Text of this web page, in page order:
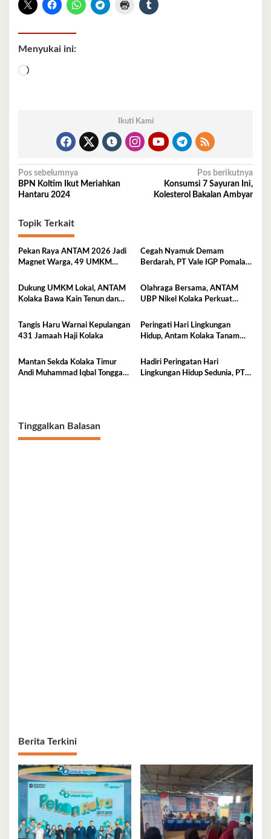
Menyukai ini:
Memuat...
Ikuti Kami
Navigasi
pos
Pos sebelumnya
BPN Koltim Ikut Meriahkan
Hantaru 2024
Pos berikutnya
Konsumsi 7 Sayuran Ini,
Kolesterol Bakalan Ambyar
Topik Terkait
Pekan Raya ANTAM 2026 Jadi
Magnet Warga, 49 UMKM
Pomalaa
Cegah Nyamuk Demam
Berdarah, PT Vale IGP Pomalaa
Desa Tambea
Dukung UMKM Lokal, ANTAM
Kolaka Bawa Kain Tenun dan
Dekranas Makassar
Olahraga Bersama, ANTAM
UBP Nikel Kolaka Perkuat
Tangis Haru Warnai Kepulangan
431 Jamaah Haji Kolaka
Peringati Hari Lingkungan
Hidup, Antam Kolaka Tanam
Reklamasi
Mantan Sekda Kolaka Timur
Andi Muhammad Iqbal Tonggasa
Hadiri Peringatan Hari
Lingkungan Hidup Sedunia, PT
Tinggalkan Balasan
Berita Terkini